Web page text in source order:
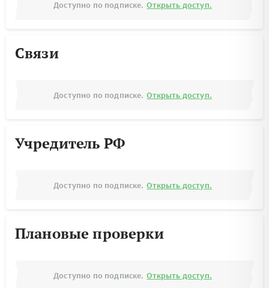
Доступно по подписке. Открыть доступ.
Связи
Доступно по подписке. Открыть доступ.
Учредитель РФ
Доступно по подписке. Открыть доступ.
Плановые проверки
Доступно по подписке. Открыть доступ.